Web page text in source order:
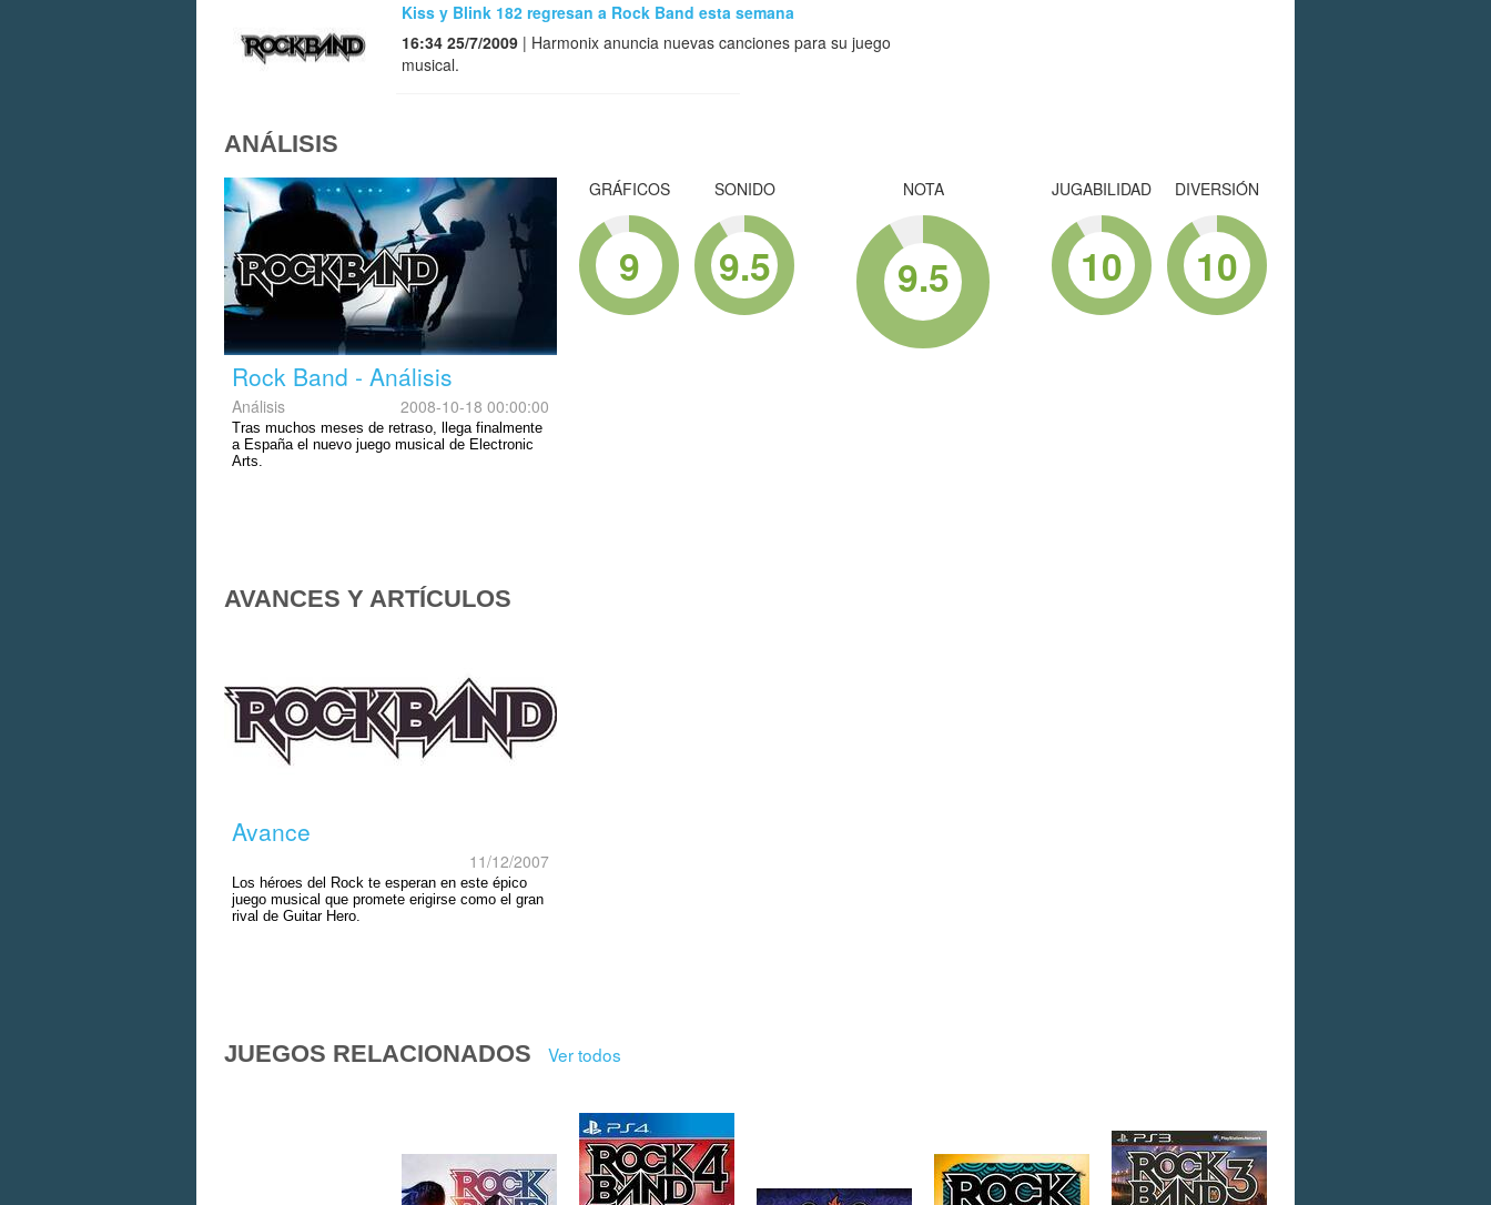
Kiss y Blink 182 regresan a Rock Band esta semana
16:34 25/7/2009 | Harmonix anuncia nuevas canciones para su juego
musical.
ANÁLISIS
Rock Band - Análisis
Análisis 2008-10-18 00:00:00
Tras muchos meses de retraso, llega finalmente
a España el nuevo juego musical de Electronic
Arts.
GRÁFICOS
9
SONIDO
9.5
NOTA
9.5
DIVERSIÓN
10
JUGABILIDAD
10
AVANCES Y ARTÍCULOS
Avance
11/12/2007
Los héroes del Rock te esperan en este épico
juego musical que promete erigirse como el gran
rival de Guitar Hero.
JUEGOS RELACIONADOS Ver todos